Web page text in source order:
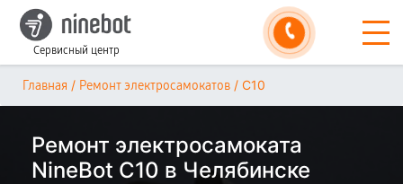
Сервисный центр
Главная / Ремонт электросамокатов / С10
Ремонт электросамоката
NineBot С10 в Челябинске